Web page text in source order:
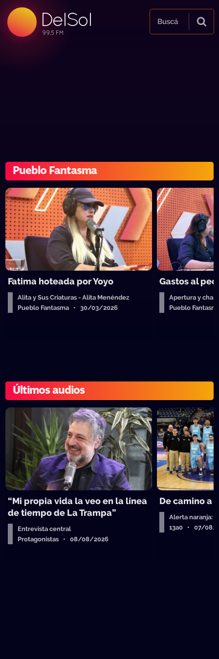
DelSol
99.5 FM
99.5 FM
99.5 FM
Buscá
Pueblo Fantasma
Fatima hoteada por Yoyo
Alita y Sus Criaturas - Alita Menéndez
Pueblo Fantasma • 30/03/2026
Gastos al
Apertura y
Pueblo
Últimos audios
“Mi propia vida la veo en la línea
de tiempo de La Trampa”
Entrevista central
Protagonistas • 08/08/2026
De camino a
Alerta naranja:
13a0 • 07/08/